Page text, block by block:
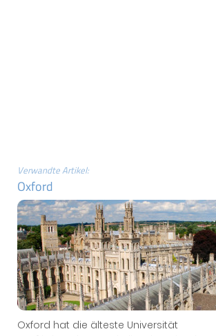
Verwandte Artikel:
Oxford
Oxford hat die älteste Universität